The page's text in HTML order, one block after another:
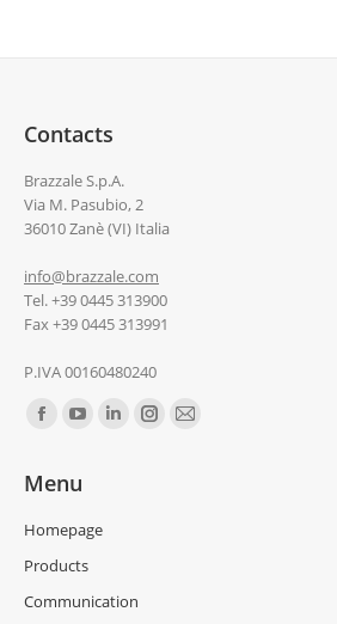
Contacts
Brazzale S.p.A.
Via M. Pasubio, 2
36010 Zanè (VI) Italia
info@brazzale.com
Tel. +39 0445 313900
Fax +39 0445 313991
P.IVA 00160480240
Find us on:
Menu
Homepage
Products
Communication